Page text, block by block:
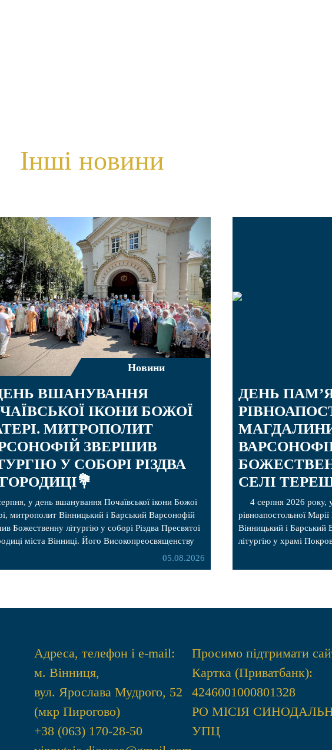
Інші новини
Новини
ВШАНУВАННЯ
ІКОНИ БОЖОЇ
МИТРОПОЛИТ
ЗВЕРШИВ
У СОБОРІ РІЗДВА
у день вшанування Почаївської ікони Божої
митрополит Вінницький і Барський Варсонофій
Божественну літургію у соборі Різдва Пресвятої
міста Вінниці. Його Високопреосвященству
секретар, духівник, благочинні, духовенство
05.08.2026
ДЕНЬ
СЕЛІ
4 серпня 2026 року,
рівноапостольної
Вінницький і
літургію у храмі
Терешки Барського
Адреса, телефон і e-mail:
м. Вінниця,
вул. Ярослава Мудрого, 52
(мкр Пирогово)
+38 (063) 170-28-50
Просимо підтримати
Картка (Приватбанк):
4246001000801328
РО МIСIЯ
УПЦ